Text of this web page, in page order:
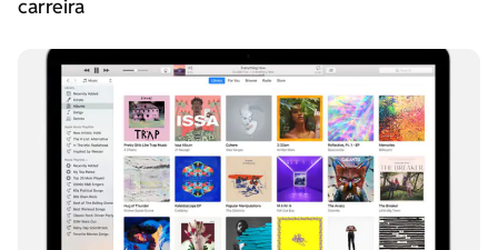
carreira